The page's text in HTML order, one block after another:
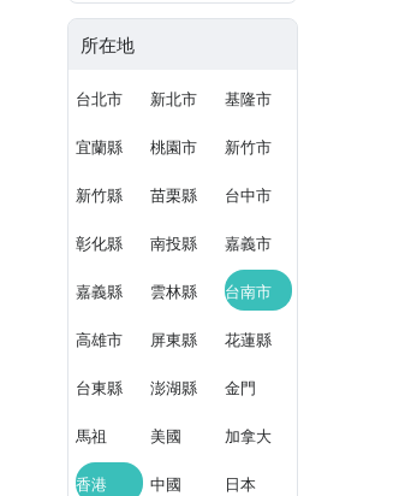
所在地
台北市 新北市 基隆市
宜蘭縣 桃園市 新竹市
新竹縣 苗栗縣 台中市
彰化縣 南投縣 嘉義市
嘉義縣 雲林縣 台南市
高雄市 屏東縣 花蓮縣
台東縣 澎湖縣 金門
馬祖 美國 加拿大
香港 中國 日本